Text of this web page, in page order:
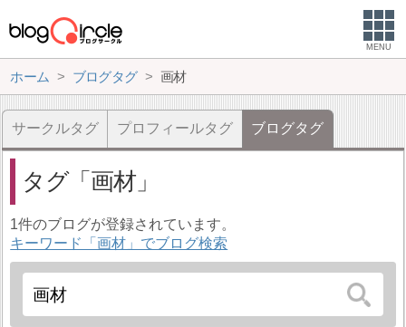
MENU
ホーム ブログタグ 画材
サークルタグ プロフィールタグ ブログタグ
タグ 画材
1件のブログが登録されています。
キーワード「画材」でブログ検索